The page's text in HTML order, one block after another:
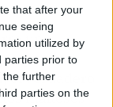
that after your
seeing
utilized by
parties prior to
the further
parties on the
un
puede
el verdadero
malteses